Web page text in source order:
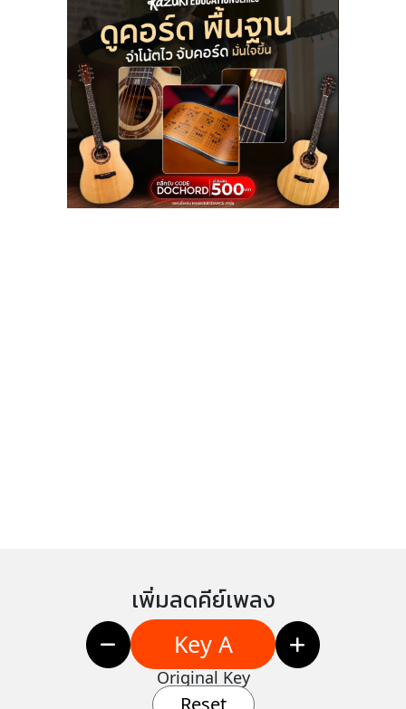
เพิ่มลดคีย์เพลง
Key A
Original Key
Reset